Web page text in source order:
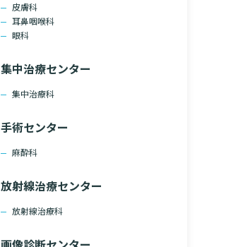
皮膚科
耳鼻咽喉科
眼科
集中治療センター
集中治療科
手術センター
麻酔科
放射線治療センター
放射線治療科